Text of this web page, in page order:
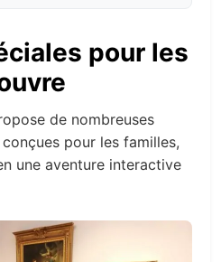
pour les
de nombreuses
pour les familles,
une aventure interactive